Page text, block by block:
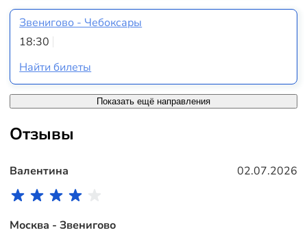
Звенигово - Чебоксары
18:30
Найти билеты
Показать ещё направления
Отзывы
Валентина 02.07.2026
Москва - Звенигово